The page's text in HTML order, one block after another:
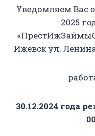
Уведомляем Вас о
2025
Ижевск ул.
30.12.2024 года